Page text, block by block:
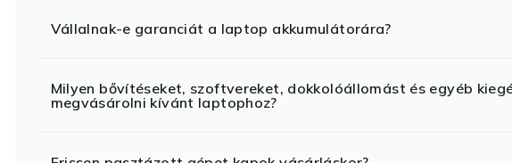
Vállalnak-e garanciát a laptop akkumulátorára?
Milyen bővítéseket, szoftvereket, dokkolóállomást és egyéb
megvásárolni kívánt laptophoz?